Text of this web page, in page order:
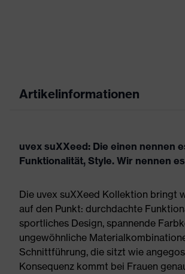
Artikelinformationen
uvex suXXeed: Die einen nennen
Funktionalität, Style. Wir nennen
Die uvex suXXeed Kollektion bringt
auf den Punkt: durchdachte
sportliches Design, spannende
ungewöhnliche
Schnittführung, die sitzt wie
Konsequenz kommt bei Frauen